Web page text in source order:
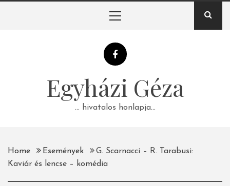
Egyházi Géza
… hivatalos honlapja…
Home Események
G. Scarnacci – R. Tarabusi:
Kaviár és lencse – komédia